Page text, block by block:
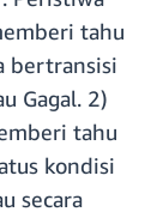
tahu
bertransisi
Gagal. 2)
tahu
kondisi
secara